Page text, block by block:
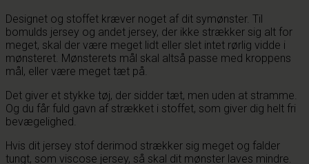
Designet og stoffet kræver noget af dit symønster. Til
bomulds jersey og andet jersey, der ikke strækker sig alt for
meget, skal der være meget lidt eller slet intet rørlig vidde i
mønsteret. Mønsterets mål skal altså passe med kroppens
mål, eller være meget tæt på.
Det giver et stykke tøj, der sidder tæt, men uden at stramme.
Og du får fuld gavn af strækket i stoffet, som giver dig helt fri
bevægelighed.
Hvis dit jersey stof derimod strækker sig meget og falder
tungt, som viscose jersey, så skal dit mønster laves mindre.